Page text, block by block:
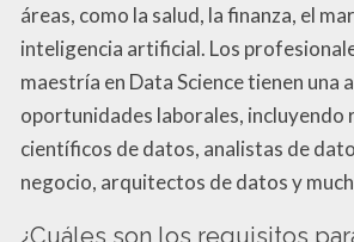
áreas, como la salud, la finanza, el
inteligencia artificial. Los
maestría en Data Science tienen una
oportunidades laborales, incluyendo
científicos de datos, analistas de
negocio, arquitectos de datos y
¿Cuáles son los requisitos